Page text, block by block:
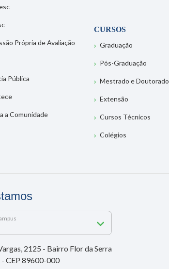
Própria de Avaliação
Pública
a Comunidade
CURSOS
Graduação
Pós-Graduação
Mestrado e Doutorado
Extensão
Cursos Técnicos
Colégios
2125 - Bairro Flor da Serra
- CEP 89600-000